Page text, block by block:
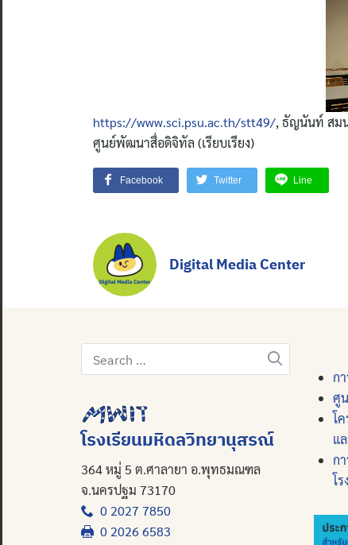
https://www.sci.psu.ac.th/stt49/, ธัญนันท์ สม
ศูนย์พัฒนาสื่อดิจิทัล (เรียบเรียง)
Facebook Twitter Line
Digital Media Center
Search
for:
โรงเรียนมหิดลวิทยานุสรณ์
364 หมู่ 5 ต.ศาลายา อ.พุทธมณฑล
จ.นครปฐม 73170
0 2027 7850
0 2026 6583
ก
ศู
โ
แ
ก
โ